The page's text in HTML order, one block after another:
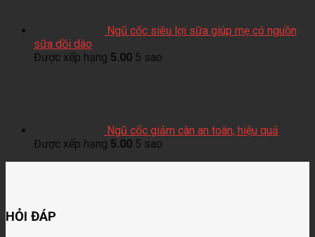
Ngũ cốc siêu lợi sữa giúp mẹ có nguồn
sữa dồi dào
Được xếp hạng 5.00 5 sao
Ngũ cốc giảm cân an toàn, hiệu quả
Được xếp hạng 5.00 5 sao
HỎI ĐÁP